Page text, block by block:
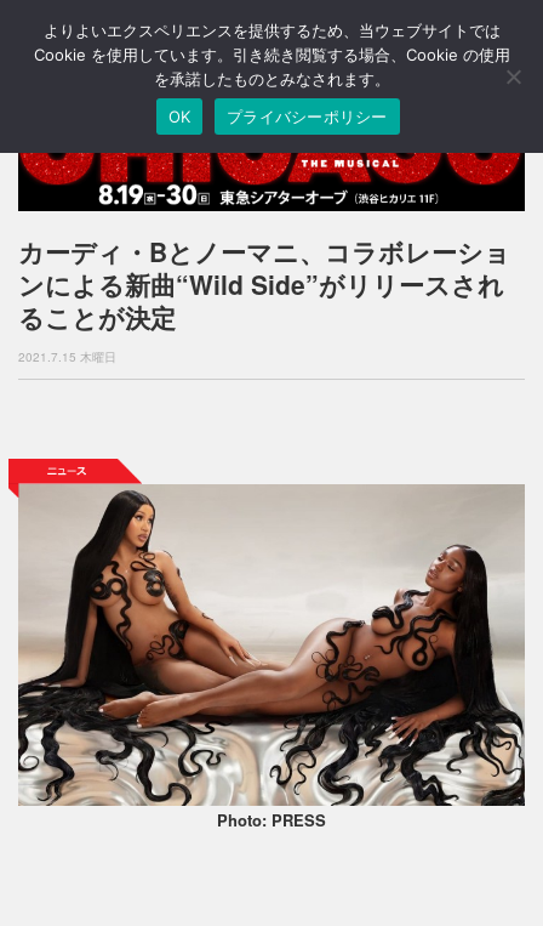
T
o
n
v
g
a
n
カーディ・Bとノーマニ、コラボレーショ
ンによる新曲“Wild Side”がリリースされ
ることが決定
2021.7.15 木曜日
Photo: PRESS
よりよいエクスペリエンスを提供するため、当ウェブサイトでは
Cookie を使用しています。引き続き閲覧する場合、Cookie の使用
を承諾したものとみなされます。
OK
プライバシーポリシー